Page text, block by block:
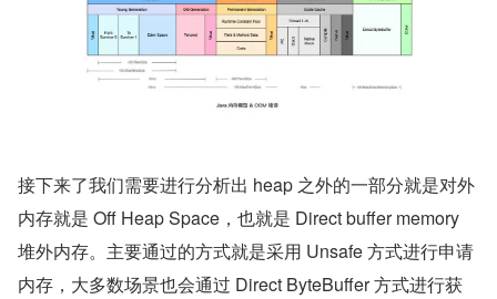
接下来了我们需要进行分析出 heap 之外的一部分就是对外
内存就是 Off Heap Space，也就是 Direct buffer memory
堆外内存。主要通过的方式就是采用 Unsafe 方式进行申请
内存，大多数场景也会通过 Direct ByteBuffer 方式进行获